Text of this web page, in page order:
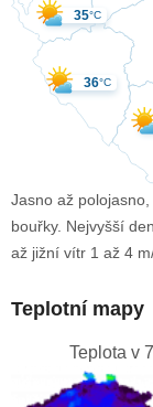
35°C
36°C
Jasno až
bouřky. Nejvyšší
až jižní vítr 1 až 4
Teplotní mapy
Teplota v